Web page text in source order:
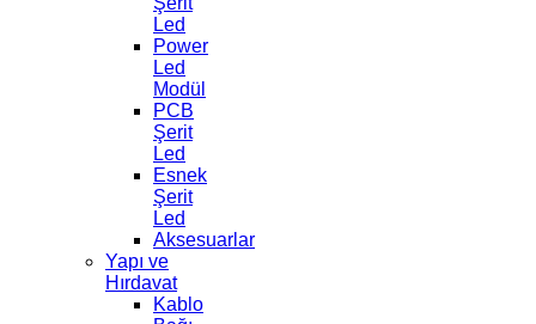
Led
Power
Led
Modül
PCB
Şerit
Led
Esnek
Şerit
Led
Aksesuarlar
Yapı ve
Hırdavat
Kablo